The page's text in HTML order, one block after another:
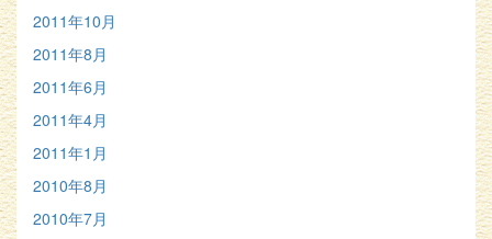
2011年10月
2011年8月
2011年6月
2011年4月
2011年1月
2010年8月
2010年7月